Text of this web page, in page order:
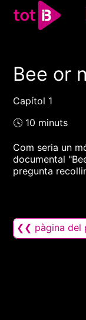
00:00
Bee or
Capítol 1
🕓 10 minuts
Com seria un
documental
pregunta
❮❮ pàgina del